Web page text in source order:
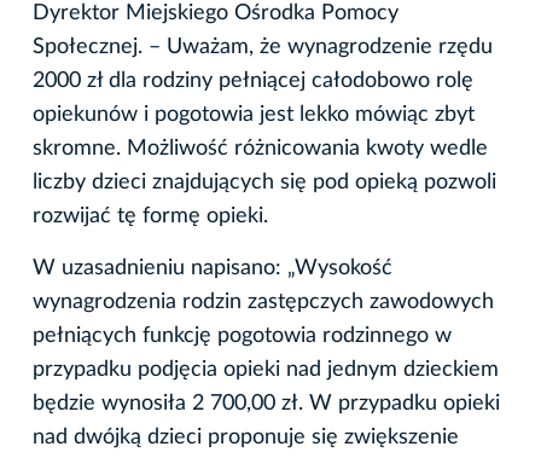
Dyrektor Miejskiego Ośrodka Pomocy
Społecznej. – Uważam, że wynagrodzenie rzędu
2000 zł dla rodziny pełniącej całodobowo rolę
opiekunów i pogotowia jest lekko mówiąc zbyt
skromne. Możliwość różnicowania kwoty wedle
liczby dzieci znajdujących się pod opieką pozwoli
rozwijać tę formę opieki.
W uzasadnieniu napisano: „Wysokość
wynagrodzenia rodzin zastępczych zawodowych
pełniących funkcję pogotowia rodzinnego w
przypadku podjęcia opieki nad jednym dzieckiem
będzie wynosiła 2 700,00 zł. W przypadku opieki
nad dwójką dzieci proponuje się zwiększenie